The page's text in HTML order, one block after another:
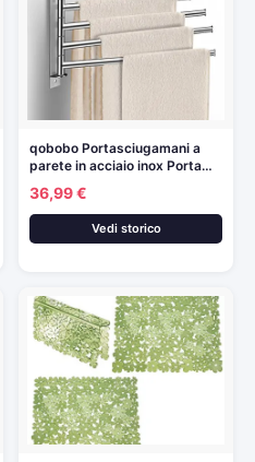
qobobo Portasciugamani a
parete in acciaio inox Porta…
36,99 €
Vedi storico